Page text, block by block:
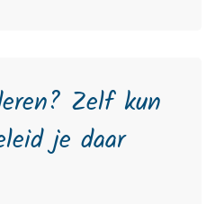
Zelf kun
je daar